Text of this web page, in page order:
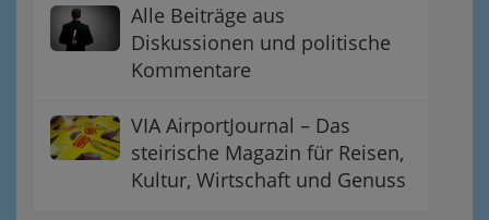
Alle Beiträge aus
Diskussionen und politische
Kommentare
VIA AirportJournal – Das
steirische Magazin für Reisen,
Kultur, Wirtschaft und Genuss